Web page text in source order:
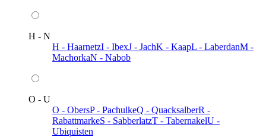
H - N
H - HaarnetzI - IbexJ - JachK - KaapL - LaberdanM -
MachorkaN - Nabob
O - U
O - ObersP - PachulkeQ - QuacksalberR -
RabattmarkeS - SabberlatzT - TabernakelU -
Ubiquisten